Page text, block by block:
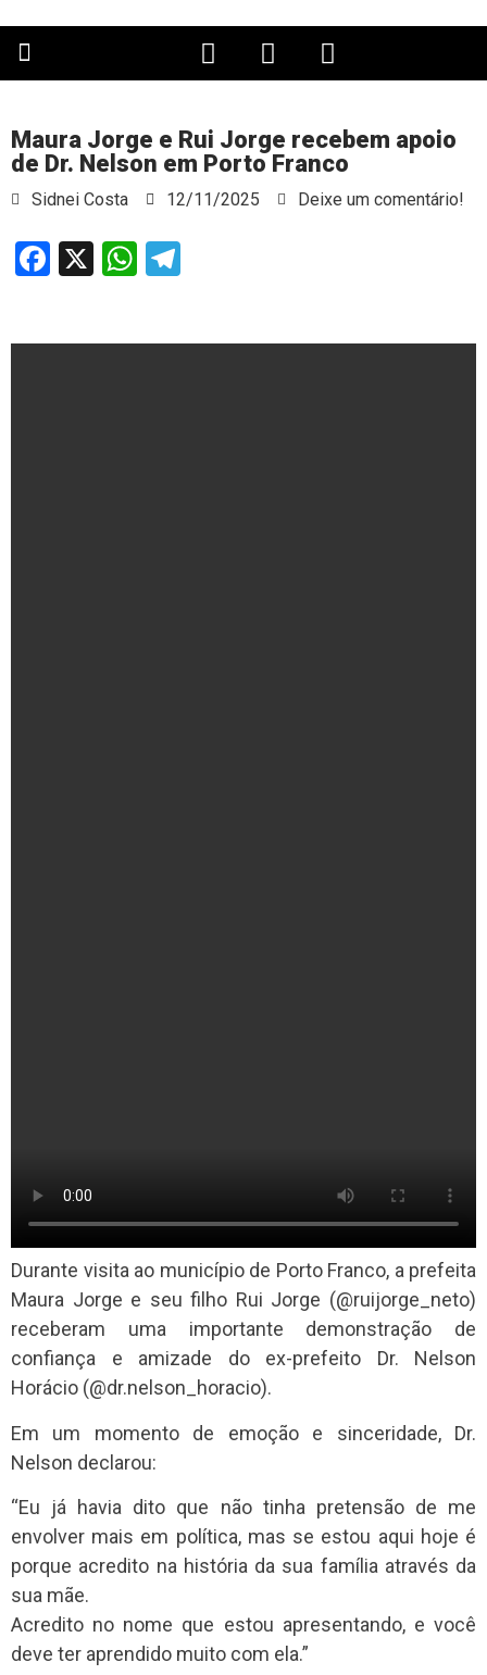
Maura Jorge e Rui Jorge recebem apoio
de Dr. Nelson em Porto Franco
Sidnei Costa 12/11/2025 Deixe um comentário!
Facebook
X WhatsApp
Durante visita ao município de Porto Franco, a prefeita
Maura Jorge e seu filho Rui Jorge (@ruijorge_neto)
receberam uma importante demonstração de
confiança e amizade do ex-prefeito Dr. Nelson
Horácio (@dr.nelson_horacio).
Em um momento de emoção e sinceridade, Dr.
Nelson declarou:
“Eu já havia dito que não tinha pretensão de me
envolver mais em política, mas se estou aqui hoje é
porque acredito na história da sua família através da
sua mãe.
Acredito no nome que estou apresentando, e você
deve ter aprendido muito com ela.”